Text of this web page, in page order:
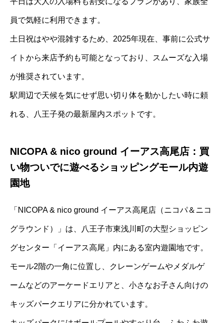
員で気軽に利用できます。
土日祝はやや混雑するため、2025年現在、事前に公式サ
イトから来店予約も可能となっており、スムーズな入場
が推奨されています。
駅周辺で天候を気にせず思い切り体を動かしたい時に頼
れる、八王子発の最新屋内スポットです。
NICOPA & nico ground イーアス高尾店：買
い物ついでに遊べるショッピングモール内遊
園地
「NICOPA & nico ground イーアス高尾店（ニコパ＆ニコ
グラウンド）」は、八王子市東浅川町の大型ショッピン
グセンター「イーアス高尾」内にある室内遊園地です。
モール2階の一角に位置し、クレーンゲームやメダルゲ
ームなどのアーケードエリアと、小さなお子さん向けの
キッズパークエリアに分かれています。